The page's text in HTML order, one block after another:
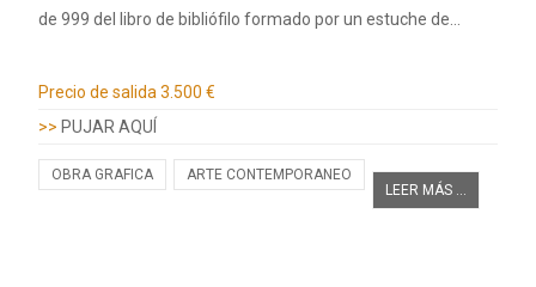
de 999 del libro de bibliófilo formado por un estuche de…
Precio de salida 3.500 €
>> PUJAR AQUÍ
OBRA GRAFICA
ARTE CONTEMPORANEO
LEER MÁS ...